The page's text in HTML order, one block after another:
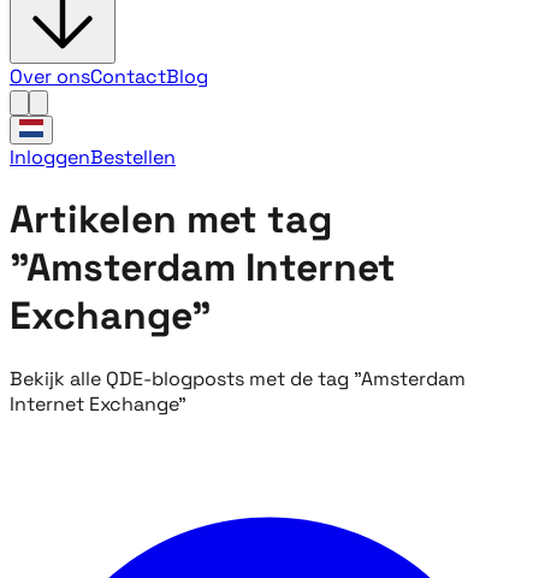
Over onsContactBlog
InloggenBestellen
Artikelen met tag
"Amsterdam Internet
Exchange"
Bekijk alle QDE-blogposts met de tag "Amsterdam
Internet Exchange"